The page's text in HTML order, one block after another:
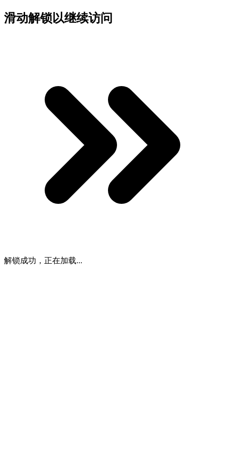
滑动解锁以继续访问
解锁成功，正在加载...